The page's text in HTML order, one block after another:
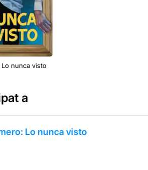
nunca visto
a
Lo nunca visto